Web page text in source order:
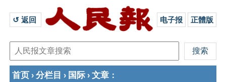
↺ 返回 电子报 正體版
首页 › 分栏目 › 国际 › 文章 ：